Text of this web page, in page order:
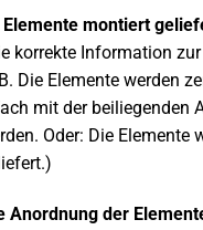
montiert
korrekte Information
Die Elemente werden
mit der beiliegenden
Oder: Die Elemente
Anordnung der